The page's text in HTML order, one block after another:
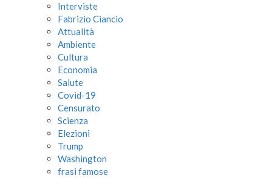
Interviste
Fabrizio Ciancio
Attualità
Ambiente
Cultura
Economia
Salute
Covid-19
Censurato
Scienza
Elezioni
Trump
Washington
frasi famose